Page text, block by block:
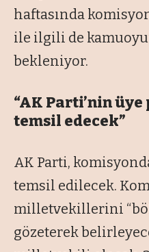
haftasında
ile ilgili de
bekleniyor.
“AK Parti’nin
temsil edecek”
AK Parti,
temsil edilecek.
milletvekillerini
gözeterek